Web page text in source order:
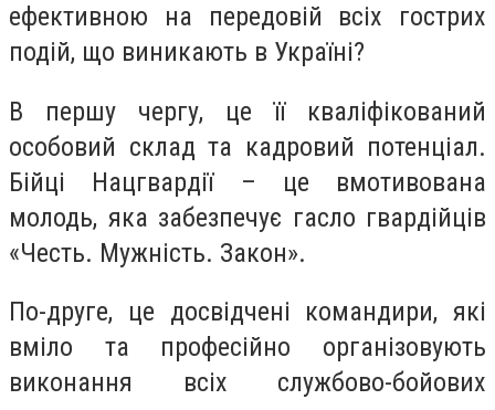
ефективною на передовій всіх гострих
подій, що виникають в Україні?
В першу чергу, це її кваліфікований
особовий склад та кадровий потенціал.
Бійці Нацгвардії – це вмотивована
молодь, яка забезпечує гасло гвардійців
«Честь. Мужність. Закон».
По-друге, це досвідчені командири, які
вміло та професійно організовують
виконання всіх службово-бойових